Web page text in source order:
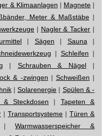
& Klimaanlagen | Magnete|
Meter & Maßstäbe |
| Nagler & Tacker |
| Sägen | Sauna |
| Schleifen |
| Schrauben & Nägel|
& -zwingen | Schweißen |
|Solarenergie | Spülen & -
& Steckdosen | Tapeten &
| Transportsysteme | Türen &
Warmwasserspeicher &